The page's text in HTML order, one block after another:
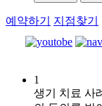
예약하기 지점찾기
1
생기 치료 사